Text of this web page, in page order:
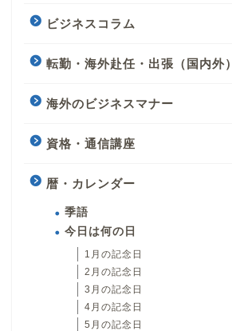
ビジネスコラム
転勤・海外赴任・出張（国内外）
海外のビジネスマナー
資格・通信講座
暦・カレンダー
季語
今日は何の日
1月の記念日
2月の記念日
3月の記念日
4月の記念日
5月の記念日